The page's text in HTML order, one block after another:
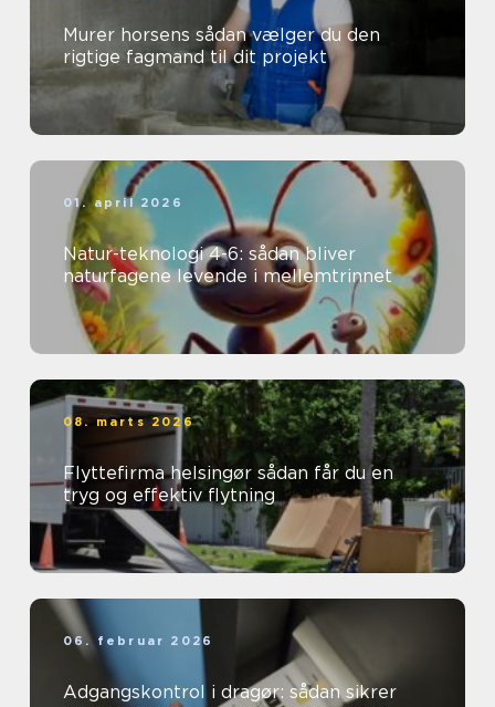
Murer horsens sådan vælger du den
rigtige fagmand til dit projekt
01. april 2026
Natur-teknologi 4-6: sådan bliver
naturfagene levende i mellemtrinnet
08. marts 2026
Flyttefirma helsingør sådan får du en
tryg og effektiv flytning
06. februar 2026
Adgangskontrol i dragør: sådan sikrer